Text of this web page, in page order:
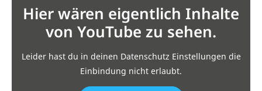
Hier wären eigentlich Inhalte
von YouTube zu sehen.
Leider hast du in deinen Datenschutz Einstellungen die
Einbindung nicht erlaubt.